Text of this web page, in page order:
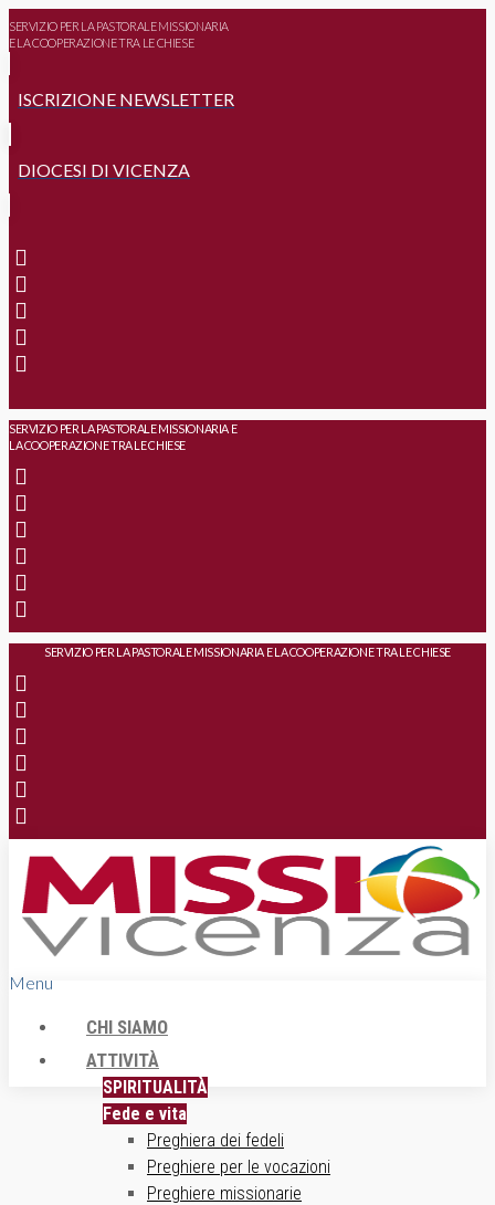
SERVIZIO PER LA PASTORALE MISSIONARIA
E LA COOPERAZIONE TRA LE CHIESE
ISCRIZIONE NEWSLETTER
DIOCESI DI VICENZA
SERVIZIO PER LA PASTORALE MISSIONARIA E
LA COOPERAZIONE TRA LE CHIESE
SERVIZIO PER LA PASTORALE MISSIONARIA E LA COOPERAZIONE TRA LE CHIESE
Menu
CHI SIAMO
ATTIVITÀ
SPIRITUALITÀ
Fede e vita
Preghiera dei fedeli
Preghiere per le vocazioni
Preghiere missionarie